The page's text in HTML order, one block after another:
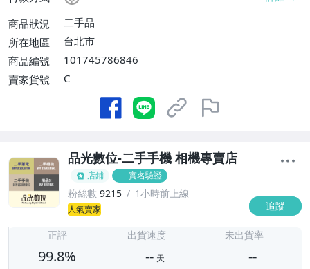
商品狀況
二手品
所在地區
台北市
商品編號
101745786846
賣家貨號
C
品光數位-二手手機 相機專賣店
店鋪 實名驗證
粉絲數 9215 1小時前上線
人氣賣家 追蹤
正評
99.8%
出貨速度
-- 天
未出貨率
--